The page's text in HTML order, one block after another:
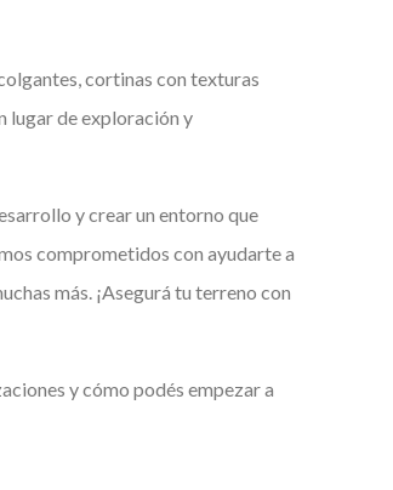
cortinas con texturas
lugar de exploración y
y crear un entorno que
comprometidos con ayudarte a
más. ¡Asegurá tu terreno con
y cómo podés empezar a